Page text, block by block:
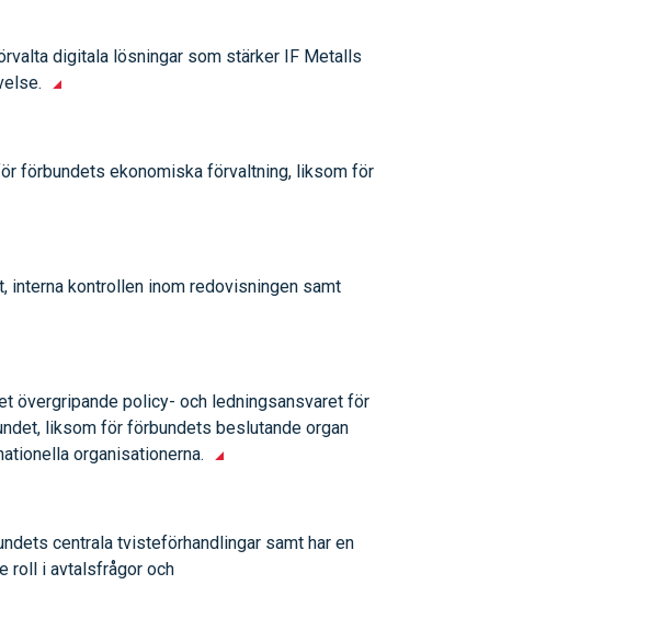
digitala lösningar som stärker IF Metalls
förbundets ekonomiska förvaltning, liksom för
interna kontrollen inom redovisningen samt
övergripande policy- och ledningsansvaret för
liksom för förbundets beslutande organ
organisationerna.
centrala tvisteförhandlingar samt har en
roll i avtalsfrågor och